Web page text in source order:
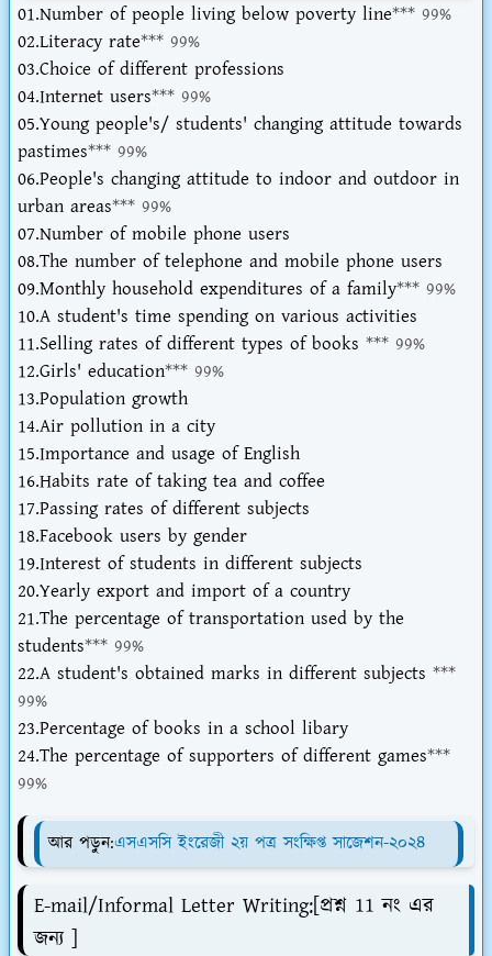
01.Number of people living below poverty line*** 99%
02.Literacy rate*** 99%
03.Choice of different professions
04.Internet users*** 99%
05.Young people's/ students' changing attitude towards
pastimes*** 99%
06.People's changing attitude to indoor and outdoor in
urban areas*** 99%
07.Number of mobile phone users
08.The number of telephone and mobile phone users
09.Monthly household expenditures of a family*** 99%
10.A student's time spending on various activities
11.Selling rates of different types of books *** 99%
12.Girls' education*** 99%
13.Population growth
14.Air pollution in a city
15.Importance and usage of English
16.Habits rate of taking tea and coffee
17.Passing rates of different subjects
18.Facebook users by gender
19.Interest of students in different subjects
20.Yearly export and import of a country
21.The percentage of transportation used by the
students*** 99%
22.A student's obtained marks in different subjects ***
99%
23.Percentage of books in a school libary
24.The percentage of supporters of different games***
99%
আর পড়ুন:এসএসসি ইংরেজী ২য় পত্র সংক্ষিপ্ত সাজেশন-২০২৪
E-mail/Informal Letter Writing:[প্রশ্ন 11 নং এর
জন্য ]